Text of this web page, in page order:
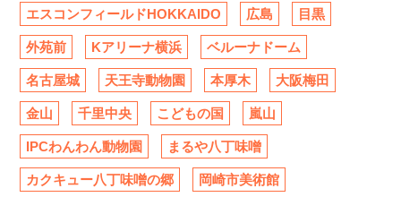
エスコンフィールドHOKKAIDO 広島 目黒
外苑前 Kアリーナ横浜 ベルーナドーム
名古屋城 天王寺動物園 本厚木 大阪梅田
金山 千里中央 こどもの国 嵐山
IPCわんわん動物園 まるや八丁味噌
カクキュー八丁味噌の郷 岡崎市美術館